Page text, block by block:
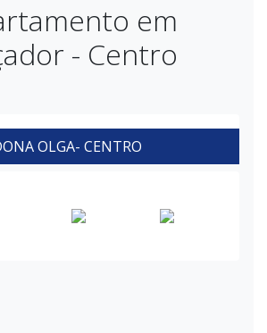
em
- Centro
OLGA- CENTRO